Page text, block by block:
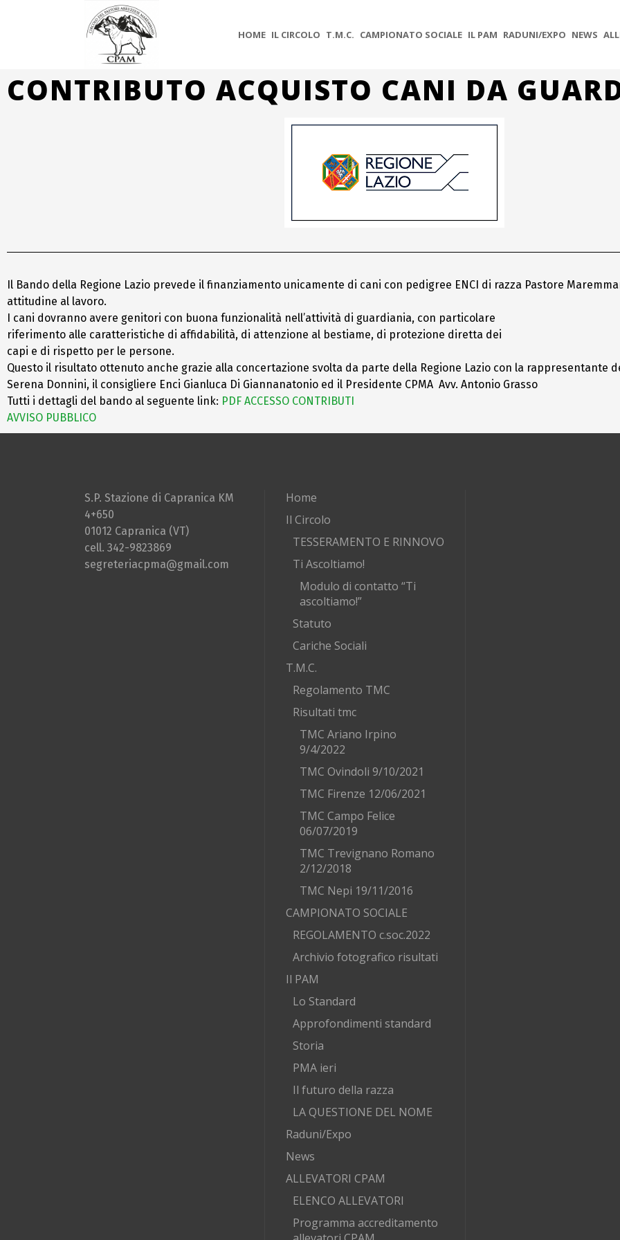
HOME IL CIRCOLO T.M.C. CAMPIONATO SOCIALE IL PAM RADUNI/EXPO NEWS
CONTRIBUTO ACQUISTO CANI DA
Il Bando della Regione Lazio prevede il finanziamento unicamente di cani con pedigree ENCI di razza Pastore
attitudine al lavoro.
I cani dovranno avere genitori con buona funzionalità nell’attività di guardiania, con particolare
riferimento alle caratteristiche di affidabilità, di attenzione al bestiame, di protezione diretta dei
capi e di rispetto per le persone.
Questo il risultato ottenuto anche grazie alla concertazione svolta da parte della Regione Lazio con la rappresentante
Serena Donnini, il consigliere Enci Gianluca Di Giannanatonio ed il Presidente CPMA Avv. Antonio Grasso
Tutti i dettagli del bando al seguente link: PDF ACCESSO CONTRIBUTI
AVVISO PUBBLICO
S.P. Stazione di Capranica KM
4+650
01012 Capranica (VT)
cell. 342-9823869
segreteriacpma@gmail.com
Home
Il Circolo
TESSERAMENTO E RINNOVO
Ti Ascoltiamo!
Modulo di contatto “Ti
ascoltiamo!”
Statuto
Cariche Sociali
T.M.C.
Regolamento TMC
Risultati tmc
TMC Ariano Irpino
9/4/2022
TMC Ovindoli 9/10/2021
TMC Firenze 12/06/2021
TMC Campo Felice
06/07/2019
TMC Trevignano Romano
2/12/2018
TMC Nepi 19/11/2016
CAMPIONATO SOCIALE
REGOLAMENTO c.soc.2022
Archivio fotografico risultati
Il PAM
Lo Standard
Approfondimenti standard
Storia
PMA ieri
Il futuro della razza
LA QUESTIONE DEL NOME
Raduni/Expo
News
ALLEVATORI CPAM
ELENCO ALLEVATORI
Programma accreditamento